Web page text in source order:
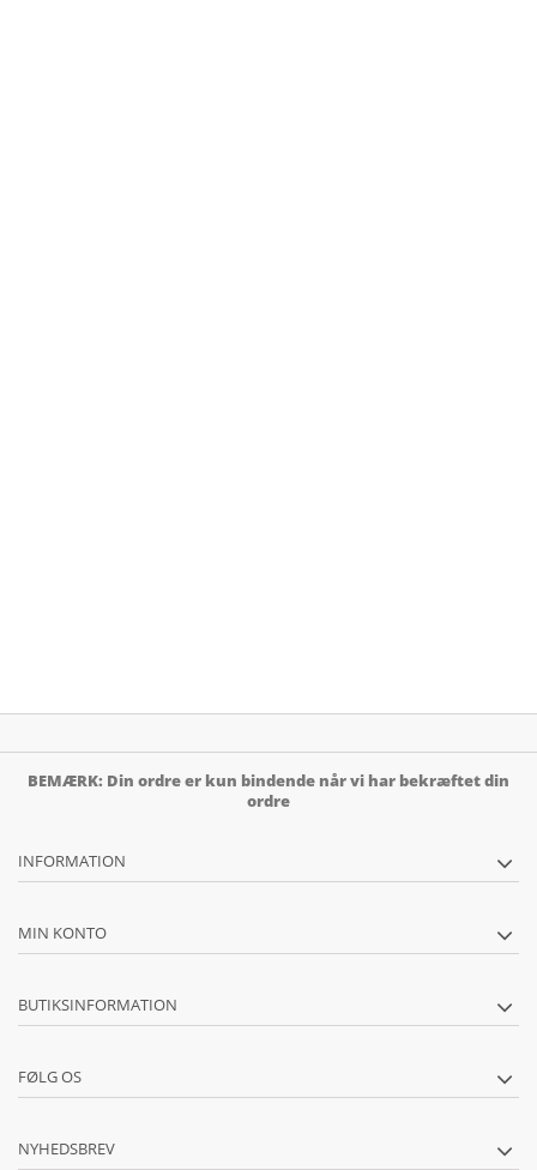
BEMÆRK: Din ordre er kun bindende når vi har bekræftet din
ordre
INFORMATION
MIN KONTO
BUTIKSINFORMATION
FØLG OS
NYHEDSBREV